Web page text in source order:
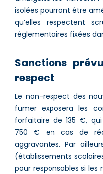
isolées pourront être
qu’elles respectent
réglementaires fixées
Sanctions
respect
Le non-respect des
fumer exposera les
forfaitaire de 135 €,
750 € en cas de
aggravantes. Par
(établissements
pour responsables si les